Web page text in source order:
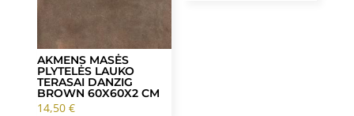
AKMENS MASĖS
PLYTELĖS LAUKO
TERASAI DANZIG
BROWN 60X60X2 CM
14,50 €